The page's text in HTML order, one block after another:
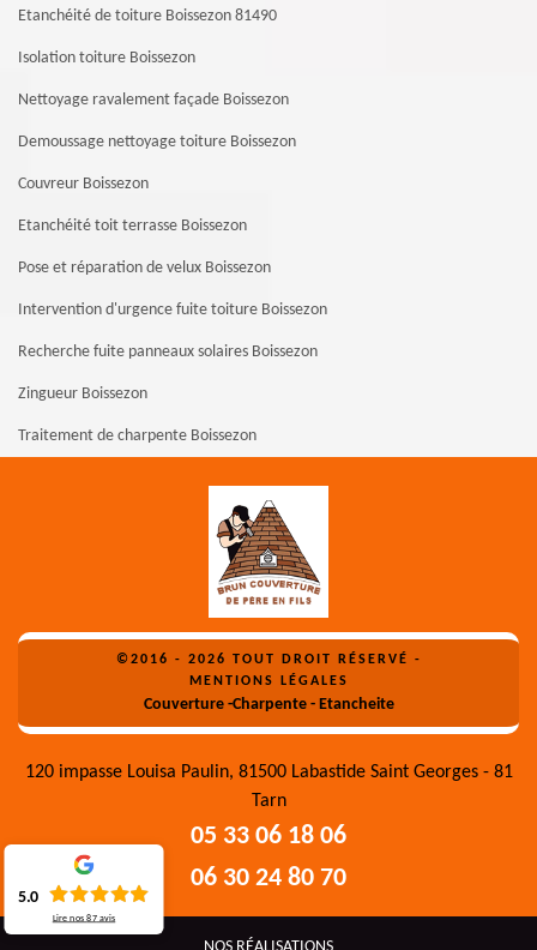
Etanchéité de toiture Boissezon 81490
Isolation toiture Boissezon
Nettoyage ravalement façade Boissezon
Demoussage nettoyage toiture Boissezon
Couvreur Boissezon
Etanchéité toit terrasse Boissezon
Pose et réparation de velux Boissezon
Intervention d'urgence fuite toiture Boissezon
Recherche fuite panneaux solaires Boissezon
Zingueur Boissezon
Traitement de charpente Boissezon
©2016 - 2026 TOUT DROIT RÉSERVÉ -
MENTIONS LÉGALES
Couverture -Charpente - Etancheite
120 impasse Louisa Paulin, 81500 Labastide Saint Georges - 81
Tarn
05 33 06 18 06
06 30 24 80 70
5.0
Lire nos87 avis